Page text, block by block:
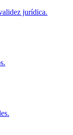
jurídica.